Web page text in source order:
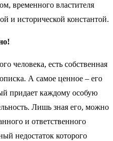
временного властителя
и исторической константой.
человека, есть собственная
А самое ценное – его
придает каждому особую
Лишь зная его, можно
и ответственного
недостаток которого